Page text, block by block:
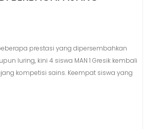
prestasi yang dipersembahkan
luring, kini 4 siswa MAN 1 Gresik kembali
kompetisi sains. Keempat siswa yang